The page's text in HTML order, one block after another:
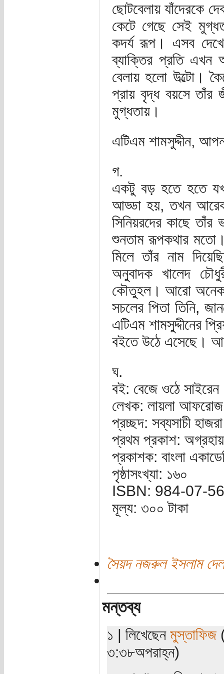
ছোটবেলায় যাঁদেরকে
কেটে গেছে সেই
কদর্য রূপ। এসব
ব্যাক্তির প্রতি এখন
বেলায় হলো উল্টো।
প্রায় বৃদ্ধ বয়সে তাঁর
মুগ্ধতায়।
এটিএম শামসুদ্দীন,
গ.
একটু বড় হতে হতে
আড্ডা হয়, তখন
সিনিয়রদের কাছে
শুনতাম রূপকথার
মিলে তাঁর নাম
অনুবাদক খালেদ
কৌতুহল। আরো অনেক
সচলের পিতা তিনি,
এটিএম শামসুদ্দীনের
বইতে উঠে এসেছে।
ঘ.
বই: বেজে ওঠে সাইরেন
লেখক: লায়লা আফরোজ
প্রচ্ছদ: সব্যসাচী হাজরা
প্রথম প্রকাশ:
প্রকাশক: বাংলা
পৃষ্ঠাসংখ্যা: ১৬০
ISBN: 984-07-
মূল্য: ৩০০ টাকা
সৈয়দ নজরুল ইসলাম
মন্তব্য
১ | লিখেছেন মুস্তাফিজ
৩:৩৮অপরাহ্ন)